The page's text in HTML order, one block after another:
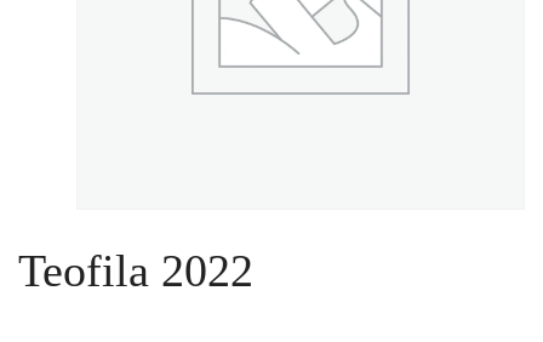
Teofila 2022